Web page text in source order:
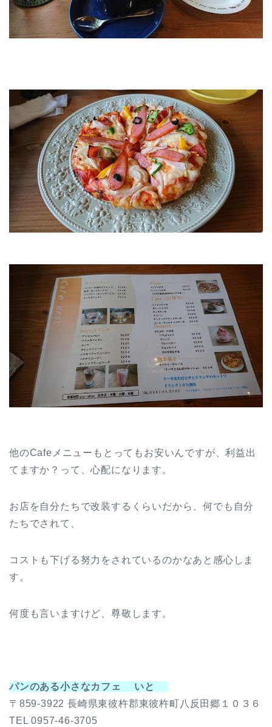
他のCafeメニューもとってもお安いんですが、利益出
てますか？って、心配になります。
お店を自分たちで改装するくらいだから、何でも自分
たちでされて、
コストも下げる努力をされているのかなあと感心しま
す。
何度も言いますけど、尊敬します。
パンのある小さなカフェ いと
〒859-3922 長崎県東彼杵郡東彼杵町八反田郷１０３６
TEL 0957-46-3705